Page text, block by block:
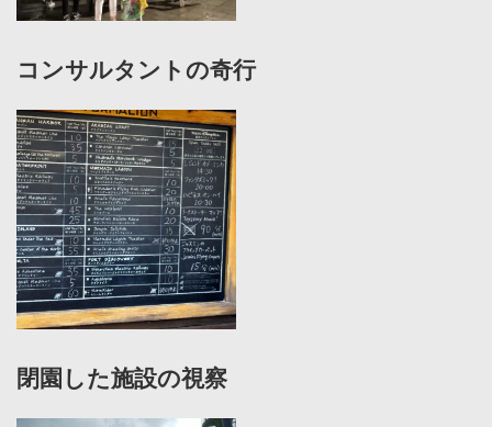
コンサルタントの奇行
閉園した施設の視察